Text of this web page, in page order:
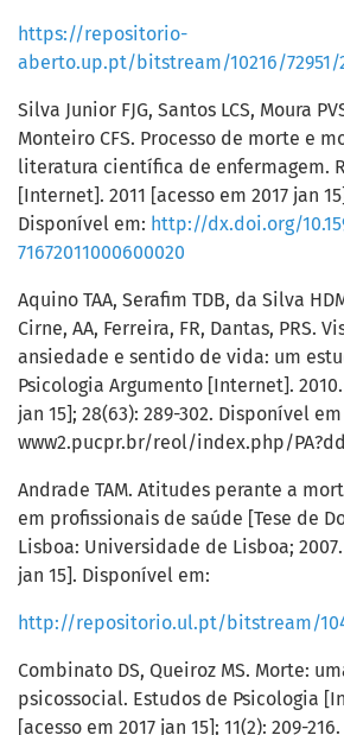
https://repositorio-
aberto.up.pt/bitstream/10216/72951/
Silva Junior FJG, Santos LCS, Moura
Monteiro CFS. Processo de morte e
literatura científica de enfermagem.
[Internet]. 2011 [acesso em 2017 jan
Disponível em: http://dx.doi.org/
71672011000600020
Aquino TAA, Serafim TDB, da Silva
Cirne, AA, Ferreira, FR, Dantas, PRS.
ansiedade e sentido de vida: um
Psicologia Argumento [Internet].
jan 15]; 28(63): 289-302. Disponível em
www2.pucpr.br/reol/index.php/
Andrade TAM. Atitudes perante a
em profissionais de saúde [Tese de
Lisboa: Universidade de Lisboa;
jan 15]. Disponível em:
Combinato DS, Queiroz MS. Morte:
psicossocial. Estudos de Psicologia
[acesso em 2017 jan 15]; 11(2): 209-